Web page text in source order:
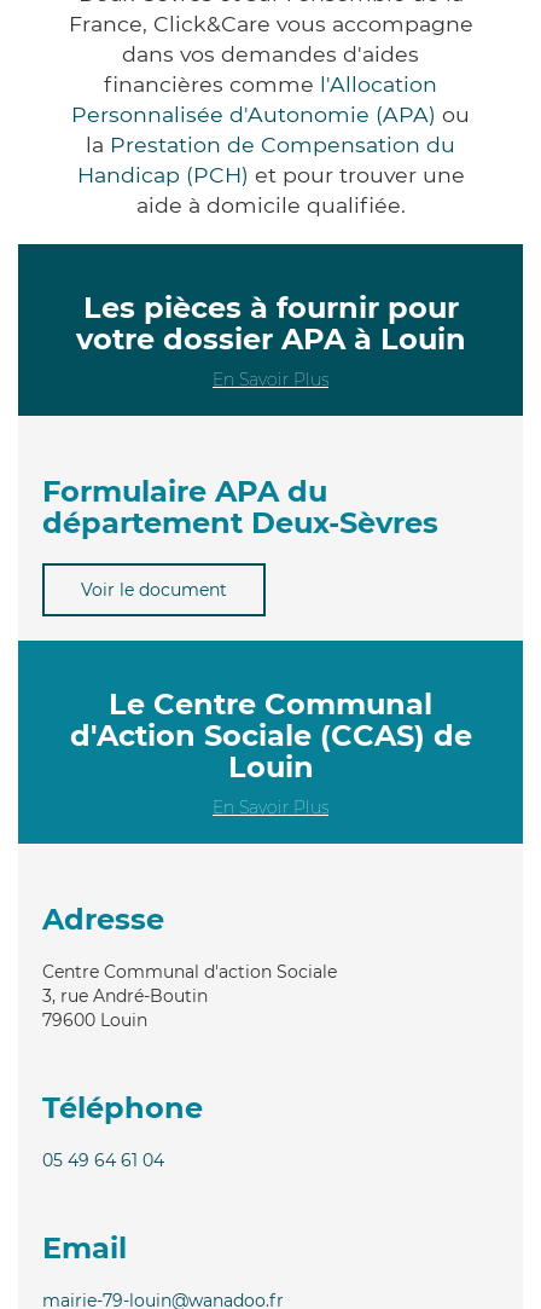
France, Click&Care vous accompagne
dans vos demandes d'aides
financières comme l'Allocation
Personnalisée d'Autonomie (APA) ou
la Prestation de Compensation du
Handicap (PCH) et pour trouver une
aide à domicile qualifiée.
Les pièces à fournir pour
votre dossier APA à Louin
En Savoir Plus
Formulaire APA du
département Deux-Sèvres
Voir le document
Le Centre Communal
d'Action Sociale (CCAS) de
Louin
En Savoir Plus
Adresse
Centre Communal d'action Sociale
3, rue André-Boutin
79600 Louin
Téléphone
05 49 64 61 04
Email
mairie-79-louin@wanadoo.fr